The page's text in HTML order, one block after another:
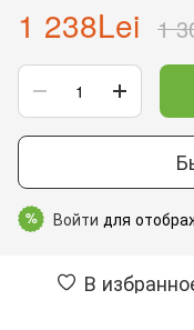
1 238Lei 1
% Войти для
В